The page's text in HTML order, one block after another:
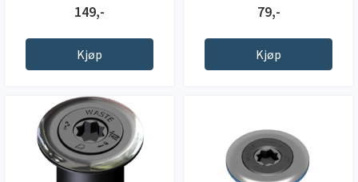
149,-
Kjøp
79,-
Kjøp